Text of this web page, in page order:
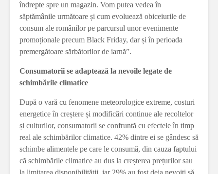
îndrepte spre un magazin. Vom putea vedea în
săptămânile următoare și cum evoluează obiceiurile de
consum ale românilor pe parcursul unor evenimente
promoționale precum Black Friday, dar și în perioada
premergătoare sărbătorilor de iarnă”.
Consumatorii se adaptează la nevoile legate de
schimbările climatice
După o vară cu fenomene meteorologice extreme, costuri
energetice în creștere și modificări continue ale recoltelor
și culturilor, consumatorii se confruntă cu efectele în timp
real ale schimbărilor climatice. 42% dintre ei se gândesc să
schimbe alimentele pe care le consumă, din cauza faptului
că schimbările climatice au dus la creșterea prețurilor sau